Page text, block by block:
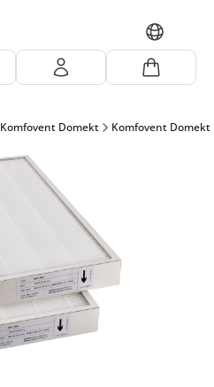
Komfovent Domekt Komfovent Domekt